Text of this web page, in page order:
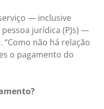
— inclusive
jurídica (PJs) —
não há relação
o pagamento do